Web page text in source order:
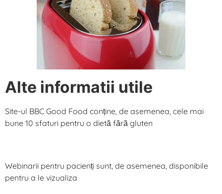
Alte informatii utile
Site-ul BBC Good Food conține, de asemenea, cele mai
bune 10 sfaturi pentru o dietă fără gluten
Webinarii pentru pacienți sunt, de asemenea, disponibile
pentru a le vizualiza